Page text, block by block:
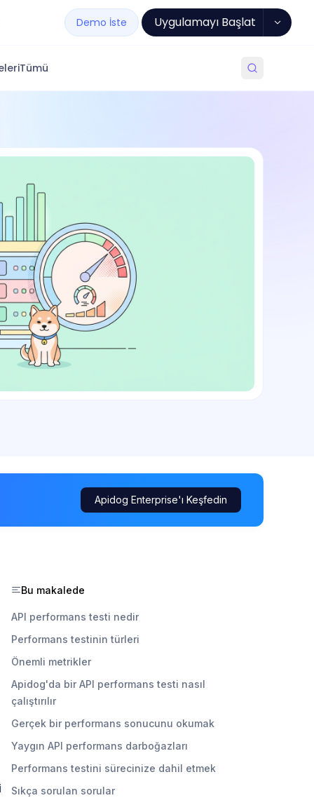
Demo İste Uygulamayı Başlat
Tümü
Apidog Enterprise'ı Keşfedin
Bu makalede
API performans testi nedir
Performans testinin türleri
Önemli metrikler
Apidog'da bir API performans testi nasıl
çalıştırılır
Gerçek bir performans sonucunu okumak
Yaygın API performans darboğazları
Performans testini sürecinize dahil etmek
Sıkça sorulan sorular